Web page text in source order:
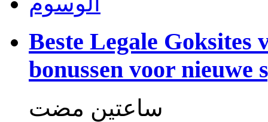
Beste Legale Goksites
bonussen voor nieuwe
‏ساعتين مضت